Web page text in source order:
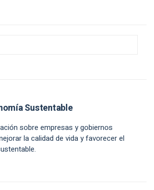
Sustentable
sobre empresas y gobiernos
la calidad de vida y favorecer el